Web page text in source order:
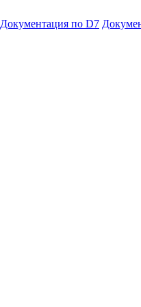
Документация по D7